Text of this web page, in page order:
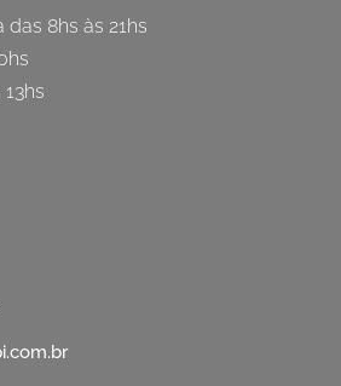
8hs às 21hs